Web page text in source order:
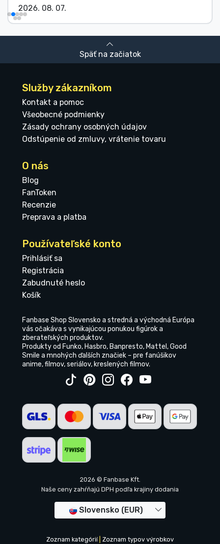
2026. 08. 07.
Späť na začiatok
Služby zákazníkom
Kontakt a pomoc
Všeobecné podmienky
Zásady ochrany osobných údajov
Odstúpenie od zmluvy, vrátenie tovaru
O nás
Blog
FanToken
Recenzie
Preprava a platba
Používateľské konto
Prihlásiť sa
Registrácia
Zabudnuté heslo
Košík
Fanbase Shop Slovensko a stredná a východná Európa
vás očakáva s vynikajúcou ponukou figúrok a
zberateľských produktov.
Produkty od Funko, Hasbro, Banpresto, Mattel, Good
Smile a mnohých ďalších značiek – pre fanúšikov
anime, filmov, seriálov, kreslených filmov.
2026 © Fanbase Kft.
Naše ceny zahŕňajú DPH podľa krajiny dodania
Slovensko (EUR)
Zoznam kategórií| Zoznam typov výrobkov